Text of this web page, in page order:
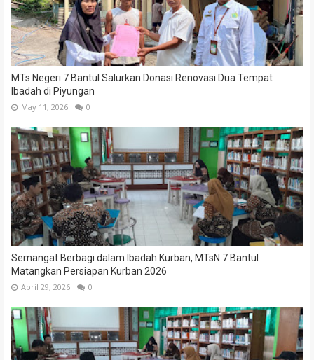
MTs Negeri 7 Bantul Salurkan Donasi Renovasi Dua Tempat
Ibadah di Piyungan
May 11, 2026 0
Semangat Berbagi dalam Ibadah Kurban, MTsN 7 Bantul
Matangkan Persiapan Kurban 2026
April 29, 2026 0